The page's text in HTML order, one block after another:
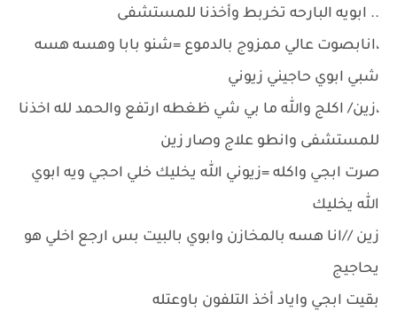
.. ابويه البارحه تخربط وأخذنا للمستشفى
،انابصوت عالي ممزوج بالدموع =شنو بابا وهسه هسه
شبي ابوي حاجيني زيوني
،زين/ اكلج والله ما بي شي ظغطه ارتفع والحمد لله اخذنا
للمستشفى وانطو علاج وصار زين
صرت ابجي واكله =زيوني الله يخليك خلي احجي ويه ابوي
الله يخليك
زين //انا هسه بالمخازن وابوي بالبيت بس ارجع اخلي هو
يحاجيج
بقيت ابجي واياد أخذ التلفون باوعتله